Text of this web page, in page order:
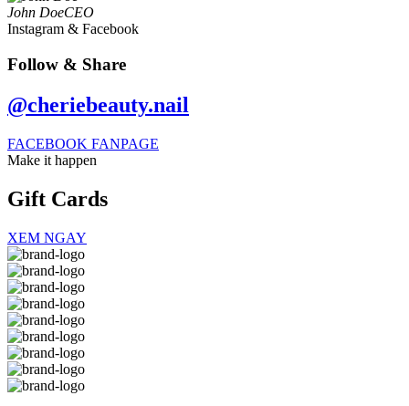
John DoeCEO
Instagram & Facebook
Follow & Share
@cheriebeauty.nail
FACEBOOK FANPAGE
Make it happen
Gift Cards
XEM NGAY